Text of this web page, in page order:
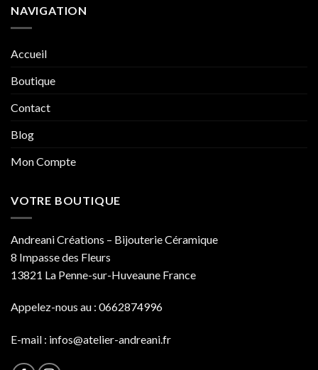
NAVIGATION
Accueil
Boutique
Contact
Blog
Mon Compte
VOTRE BOUTIQUE
Andreani Créations – Bijouterie Céramique
8 Impasse des Fleurs
13821 La Penne-sur-Huveaune France
Appelez-nous au : 0662874996
E-mail : infos@atelier-andreani.fr